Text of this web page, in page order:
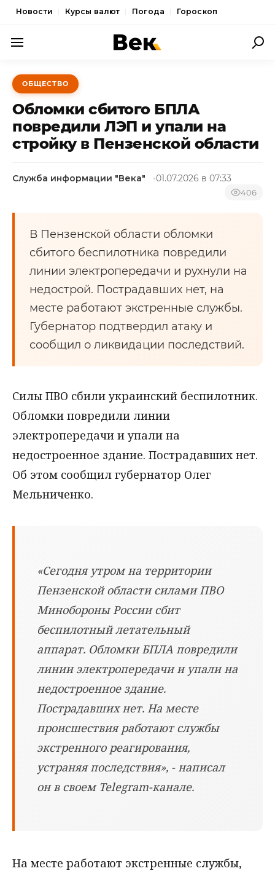
Новости Курсы валют Погода Гороскоп
ПОЛИТИКА
ЭКОНОМИКА
ОБЩЕСТВО
СПОРТ
ОБЩЕСТВО
Обломки сбитого БПЛА
повредили ЛЭП и упали на
стройку в Пензенской области
Служба информации "Века" 01.07.2026 в 07:33
406
В Пензенской области обломки
сбитого беспилотника повредили
линии электропередачи и рухнули на
недострой. Пострадавших нет, на
месте работают экстренные службы.
Губернатор подтвердил атаку и
сообщил о ликвидации последствий.
Силы ПВО сбили украинский беспилотник.
Обломки повредили линии
электропередачи и упали на
недостроенное здание. Пострадавших нет.
Об этом сообщил губернатор Олег
Мельниченко.
«Сегодня утром на территории
Пензенской области силами ПВО
Минобороны России сбит
беспилотный летательный
аппарат. Обломки БПЛА повредили
линии электропередачи и упали на
недостроенное здание.
Пострадавших нет. На месте
происшествия работают службы
экстренного реагирования,
устраняя последствия», - написал
он в своем Telegram-канале.
На месте работают экстренные службы,